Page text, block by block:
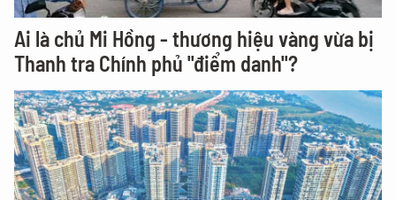
Ai là chủ Mi Hồng - thương hiệu vàng vừa bị
Thanh tra Chính phủ "điểm danh"?